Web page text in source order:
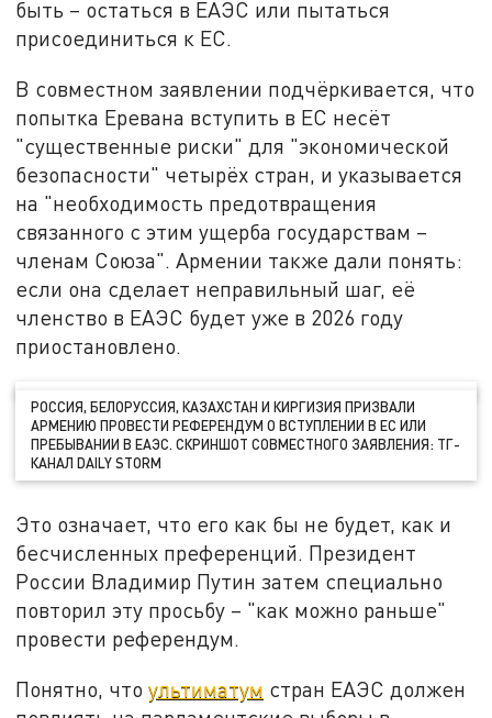
быть – остаться в ЕАЭС или пытаться
присоединиться к ЕС.
В совместном заявлении подчёркивается, что
попытка Еревана вступить в ЕС несёт
"существенные риски" для "экономической
безопасности" четырёх стран, и указывается
на "необходимость предотвращения
связанного с этим ущерба государствам –
членам Союза". Армении также дали понять:
если она сделает неправильный шаг, её
членство в ЕАЭС будет уже в 2026 году
приостановлено.
РОССИЯ, БЕЛОРУССИЯ, КАЗАХСТАН И КИРГИЗИЯ ПРИЗВАЛИ
АРМЕНИЮ ПРОВЕСТИ РЕФЕРЕНДУМ О ВСТУПЛЕНИИ В ЕС ИЛИ
ПРЕБЫВАНИИ В ЕАЭС. СКРИНШОТ СОВМЕСТНОГО ЗАЯВЛЕНИЯ: ТГ-
КАНАЛ DAILY STORM
Это означает, что его как бы не будет, как и
бесчисленных преференций. Президент
России Владимир Путин затем специально
повторил эту просьбу – "как можно раньше"
провести референдум.
Понятно, чтоультиматум стран ЕАЭС должен